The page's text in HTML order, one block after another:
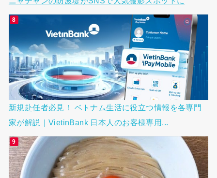
新規赴任者必見！ ベトナム生活に役立つ情報を各専門
家が解説｜VietinBank 日本人のお客様専用...